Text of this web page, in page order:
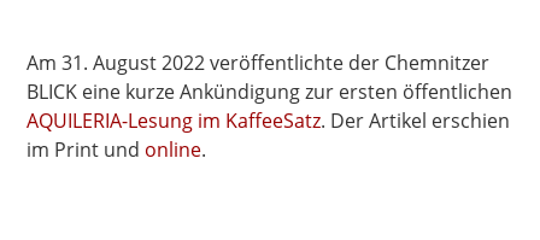
Am 31. August 2022 veröffentlichte der Chemnitzer
BLICK eine kurze Ankündigung zur ersten öffentlichen
AQUILERIA-Lesung im KaffeeSatz. Der Artikel erschien
im Print und online.